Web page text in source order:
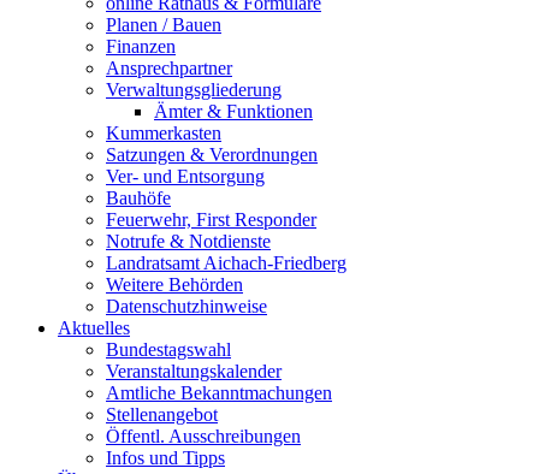
Planen / Bauen
Finanzen
Ansprechpartner
Verwaltungsgliederung
Ämter & Funktionen
Kummerkasten
Satzungen & Verordnungen
Ver- und Entsorgung
Bauhöfe
Feuerwehr, First Responder
Notrufe & Notdienste
Landratsamt Aichach-Friedberg
Weitere Behörden
Datenschutzhinweise
Aktuelles
Bundestagswahl
Veranstaltungskalender
Amtliche Bekanntmachungen
Stellenangebot
Öffentl. Ausschreibungen
Infos und Tipps